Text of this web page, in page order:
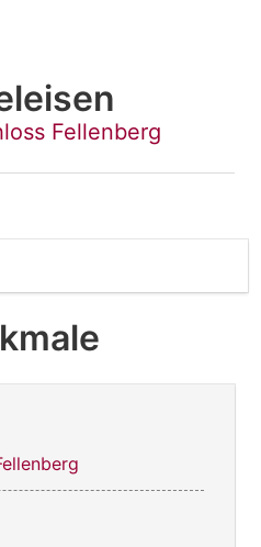
Fellenberg